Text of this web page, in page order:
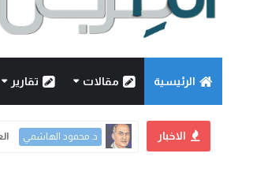
الرئيسية مقالات تقارير
الاخبار د. محمود الهاشمي